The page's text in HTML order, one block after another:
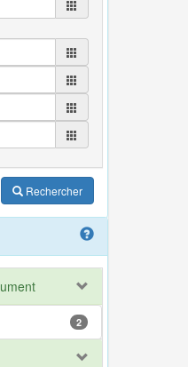
Rechercher
2